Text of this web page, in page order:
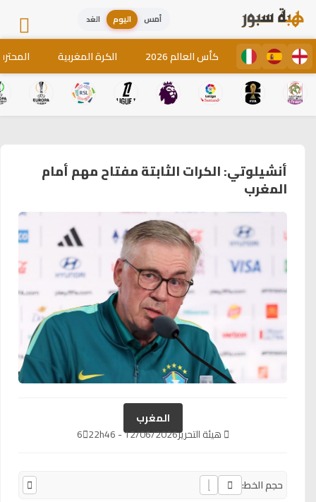
أمس اليوم الغد
كأس العالم 2026 الكرة المغربية
أنشيلوتي: الكرات الثابتة مفتاح مهم أمام
المغرب
المغرب
هيئة التحرير12/06/2026 - 22h46
6
حجم الخط: